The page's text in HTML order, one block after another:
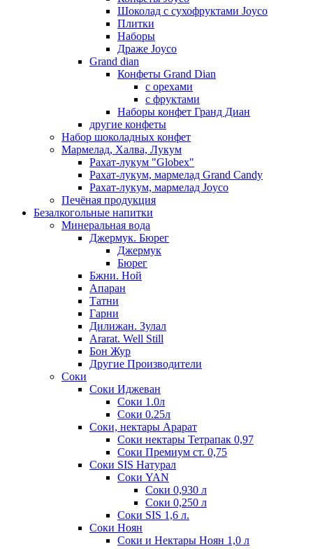
Шоколад с сухофруктами Joyco
Плитки
Наборы
Драже Joyco
Grand dian
Конфеты Grand Dian
с орехами
с фруктами
Наборы конфет Гранд Диан
другие конфеты
Набор шоколадных конфет
Мармелад, Халва, Лукум
Рахат-лукум "Globex"
Рахат-лукум, мармелад Grand Candy
Рахат-лукум, мармелад Joyco
Печёная продукция
Безалкогольные напитки
Минеральная вода
Джермук. Бюрег
Джермук
Бюрег
Бжни. Ной
Апаран
Татни
Гарни
Дилижан. Зулал
Ararat. Well Still
Бон Жур
Другие Производители
Соки
Соки Иджеван
Соки 1.0л
Соки 0.25л
Соки, нектары Арарат
Соки нектары Тетрапак 0,97
Соки Премиум ст. 0,75
Соки SIS Натурал
Соки YAN
Соки 0,930 л
Соки 0,250 л
Соки SIS 1,6 л.
Соки Ноян
Соки и Нектары Ноян 1,0 л